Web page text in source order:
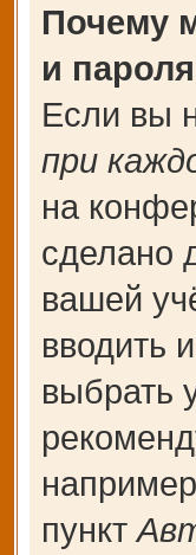
Почему
и
Если вы
при
на
сделано
вашей
вводить
выбрать
пункт